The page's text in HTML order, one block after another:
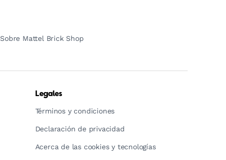
Sobre Mattel Brick Shop
Legales
Términos y condiciones
Declaración de privacidad
Acerca de las cookies y tecnologías